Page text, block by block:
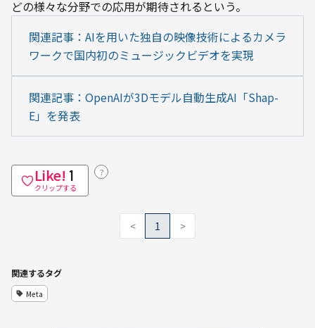
どの様々な分野での応用が期待されるという。
関連記事：AIを用いた独自の映像技術によるカメラ
ワークで国内初のミュージックビデオを実現
関連記事：OpenAIが3Dモデル自動生成AI「Shap-
E」を発表
Like! 1
クリップする
？
< 1 >
関連するタグ
Meta